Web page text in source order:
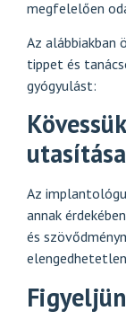
megfelelően
Az alábbiakban
tippet és
gyógyulást:
Az
annak
és